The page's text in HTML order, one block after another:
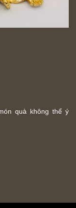
quà không thể ý